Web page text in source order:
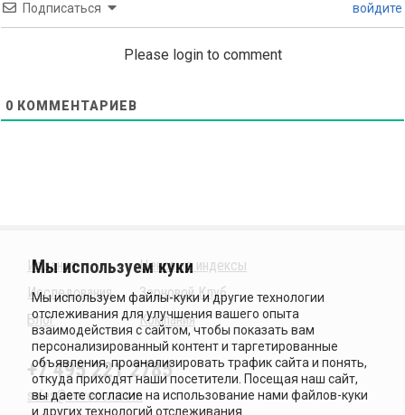
Подписаться войдите
Please login to comment
0 КОММЕНТАРИЕВ
Издания
Исследования
Блог
Ценовые индексы
Зерновой Клуб
Компания
+7 495 221 2785
sales@sovecon.com